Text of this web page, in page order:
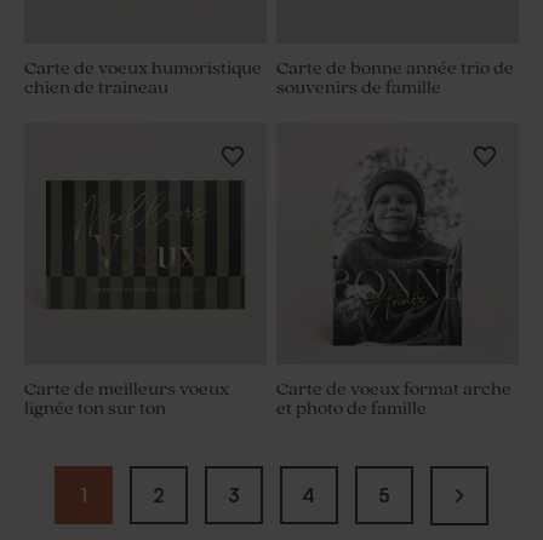
Carte de voeux humoristique
chien de traineau
Carte de bonne année trio de
souvenirs de famille
Carte de meilleurs voeux
lignée ton sur ton
Carte de voeux format arche
et photo de famille
1 2 3 4 5